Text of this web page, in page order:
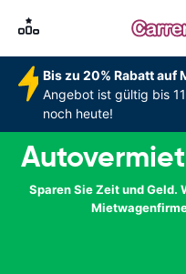
Bis zu 20% Rabatt auf
Angebot ist gültig bis
noch heute!
Sparen Sie Zeit und Geld.